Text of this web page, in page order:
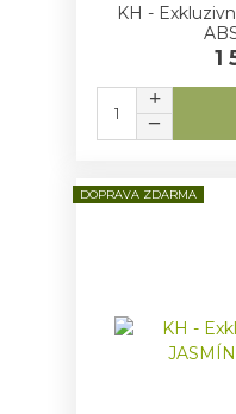
KH -
1
DOPRAVA ZDARMA